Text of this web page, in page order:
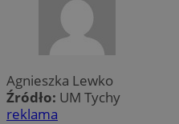
Agnieszka Lewko
Źródło: UM Tychy
reklama